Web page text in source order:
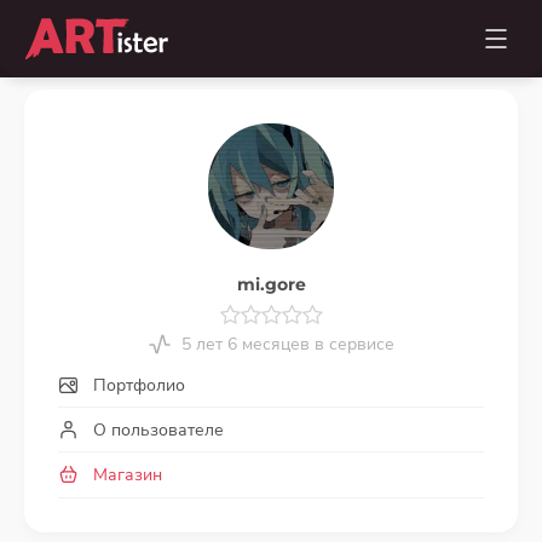
mi.gore
5 лет 6 месяцев в сервисе
Портфолио
О пользователе
Магазин